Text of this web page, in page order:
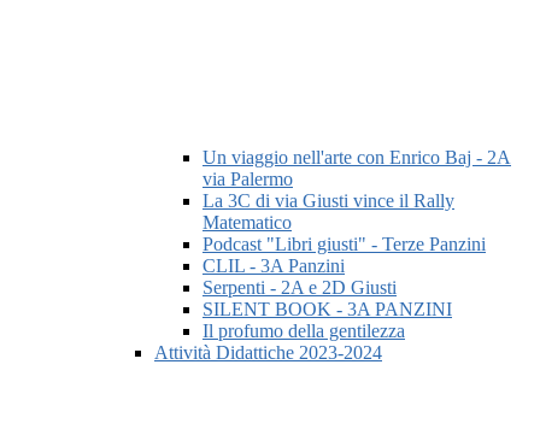
Un viaggio nell'arte con Enrico Baj - 2A
via Palermo
La 3C di via Giusti vince il Rally
Matematico
Podcast "Libri giusti" - Terze Panzini
CLIL - 3A Panzini
Serpenti - 2A e 2D Giusti
SILENT BOOK - 3A PANZINI
Il profumo della gentilezza
Attività Didattiche 2023-2024